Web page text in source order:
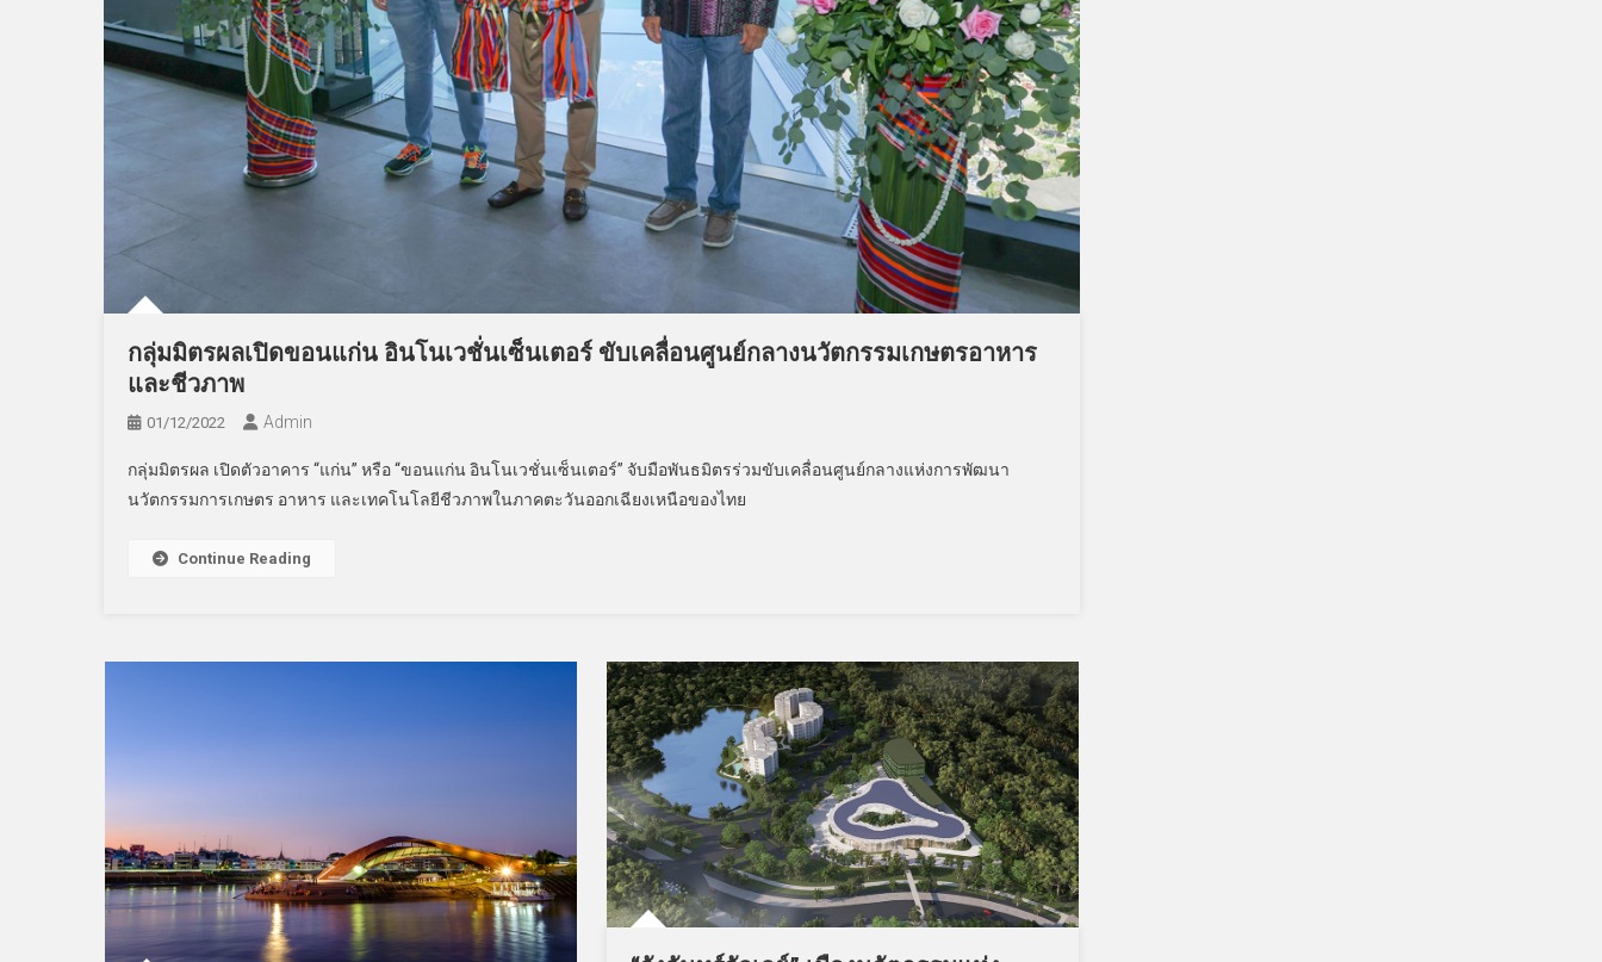
กลุ่มมิตรผลเปิดขอนแก่น อินโนเวชั่นเซ็นเตอร์ ขับเคลื่อนศูนย์กลางนวัตกรรมเกษตรอาหาร
และชีวภาพ
01/12/2022 Admin
กลุ่มมิตรผล เปิดตัวอาคาร “แก่น” หรือ “ขอนแก่น อินโนเวชั่นเซ็นเตอร์” จับมือพันธมิตรร่วมขับเคลื่อนศูนย์กลางแห่งการพัฒนา
นวัตกรรมการเกษตร อาหาร และเทคโนโลยีชีวภาพในภาคตะวันออกเฉียงเหนือของไทย
Continue Reading